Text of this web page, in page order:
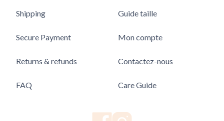
Shipping
Secure Payment
Returns & refunds
FAQ
Guide taille
Mon compte
Contactez-nous
Care Guide